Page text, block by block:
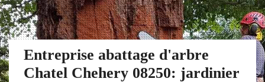
Entreprise abattage d'arbre
Chatel Chehery 08250: jardinier